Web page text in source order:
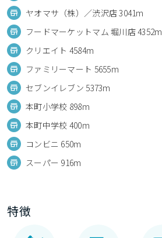
ヤオマサ（株）／渋沢店 3041m
フードマーケットマム 堀川店 4352m
クリエイト 4584m
ファミリーマート 5655m
セブンイレブン 5373m
本町小学校 898m
本町中学校 400m
コンビニ 650m
スーパー 916m
特徴